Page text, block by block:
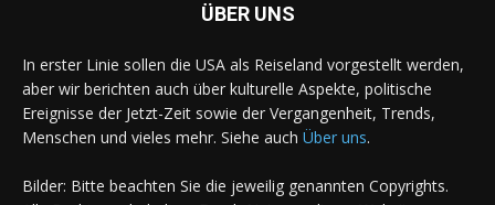
ÜBER UNS
In erster Linie sollen die USA als Reiseland vorgestellt werden,
aber wir berichten auch über kulturelle Aspekte, politische
Ereignisse der Jetzt-Zeit sowie der Vergangenheit, Trends,
Menschen und vieles mehr. Siehe auch Über uns.
Bilder: Bitte beachten Sie die jeweilig genannten Copyrights.